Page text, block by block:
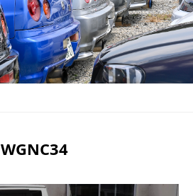
WGNC34